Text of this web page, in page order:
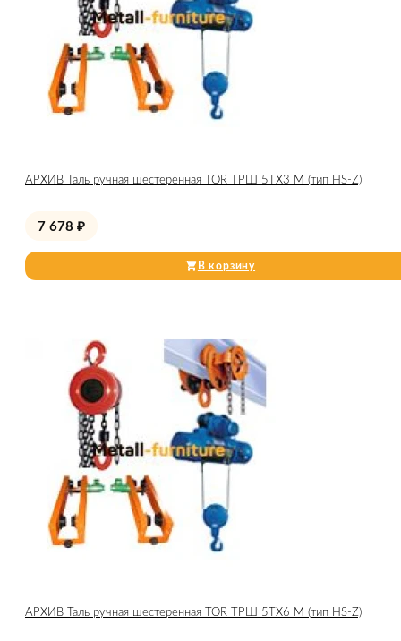
АРХИВ Таль ручная шестеренная TOR ТРШ 5ТХ3 М (тип HS-Z)
7 678 ₽
В корзину
АРХИВ Таль ручная шестеренная TOR ТРШ 5ТХ6 М (тип HS-Z)